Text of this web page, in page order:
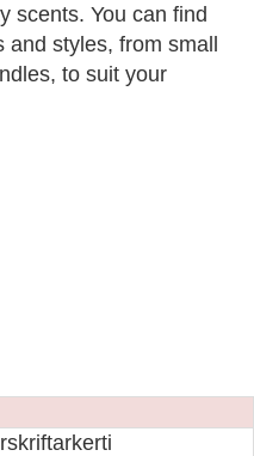
scents. You can find
and styles, from small
to suit your